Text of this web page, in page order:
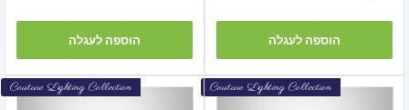
הוספה לעגלה הוספה לעגלה
Couture Lighting Collection
Couture Lighting Collection